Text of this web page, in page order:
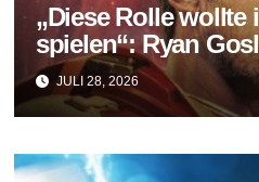
„Diese Rolle
spielen“: Ryan
neuer Ghost Rider
JULI 28, 2026